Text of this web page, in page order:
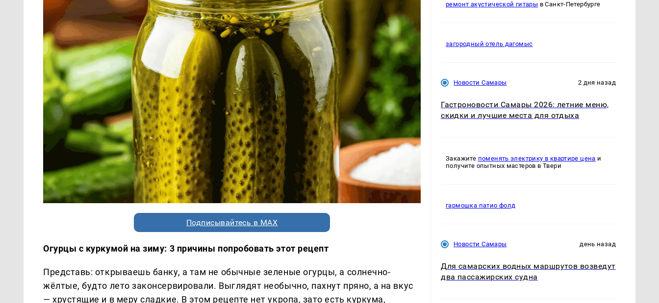
Подписывайтесь в MAX
Огурцы с куркумой на зиму: 3 причины попробовать этот рецепт
Представь: открываешь банку, а там не обычные зеленые огурцы, а солнечно-
жёлтые, будто лето законсервировали. Выглядят необычно, пахнут пряно, а на вкус
— хрустящие и в меру сладкие. В этом рецепте нет укропа, зато есть куркума,
ремонт акустической гитары в Санкт-Петербурге
загородный отель дагомыс
Новости Самары 2 дня назад
Гастроновости Самары 2026: летние меню,
скидки и лучшие места для отдыха
Закажите поменять электрику в квартире цена и
получите опытных мастеров в Твери
гармошка патио фолд
Новости Самары день назад
Для самарских водных маршрутов возведут
два пассажирских судна